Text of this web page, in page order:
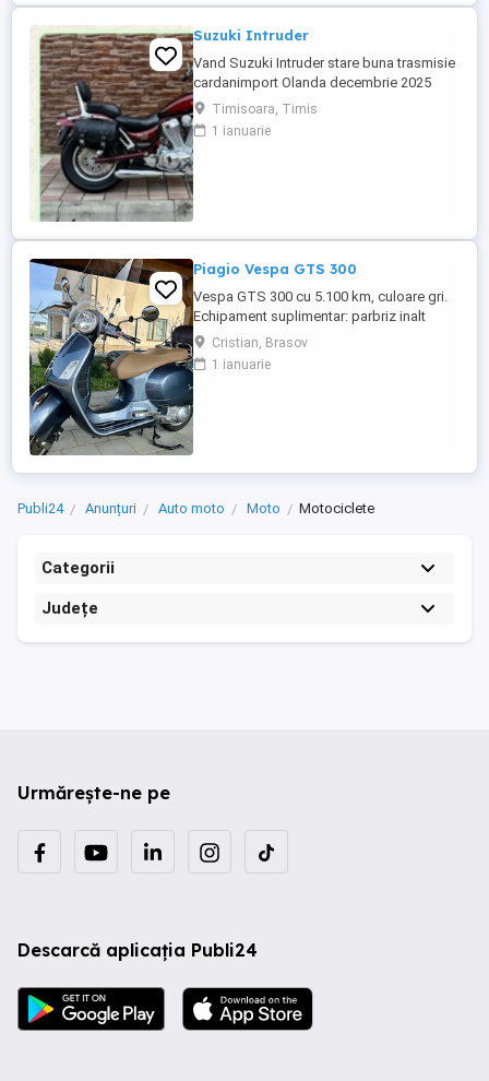
Suzuki Intruder
Vand Suzuki Intruder stare buna trasmisie
cardanimport Olanda decembrie 2025
inmatriculat RO IN FEBRUARIE Nu raspund
la mesaje.Schimb cu ATV plus sau minus
diferenta
Timisoara, Timis
1 ianuarie
Piagio Vespa GTS 300
Vespa GTS 300 cu 5.100 km, culoare gri.
Echipament suplimentar: parbriz inalt
Faco (montat 2026), geanta portbagaj
Classic; prelungitor scarite pasager;
suspensie fata Bitubo si frane fata spate
Cristian, Brasov
1 ianuarie
Publi24 Anunțuri Auto moto Moto Motociclete
Categorii
Județe
Urmărește-ne pe
Descarcă aplicația Publi24